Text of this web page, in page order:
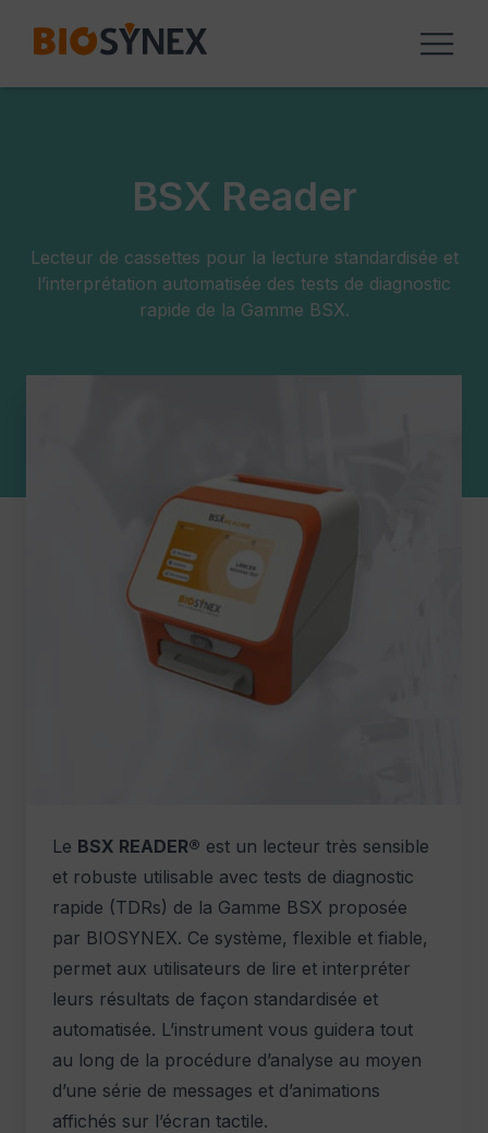
BSX Reader
Lecteur de cassettes pour la lecture standardisée et
l’interprétation automatisée des tests de diagnostic
rapide de la Gamme BSX.
Le BSX READER® est un lecteur très sensible
et robuste utilisable avec tests de diagnostic
rapide (TDRs) de la Gamme BSX proposée
par BIOSYNEX. Ce système, flexible et fiable,
permet aux utilisateurs de lire et interpréter
leurs résultats de façon standardisée et
automatisée. L’instrument vous guidera tout
au long de la procédure d’analyse au moyen
d’une série de messages et d’animations
affichés sur l’écran tactile.